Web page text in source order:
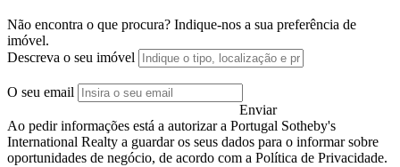
Não encontra o que procura? Indique-nos a sua preferência de
imóvel.
Descreva o seu imóvel
O seu email
Enviar
Ao pedir informações está a autorizar a Portugal Sotheby's
International Realty a guardar os seus dados para o informar sobre
oportunidades de negócio, de acordo com a Política de Privacidade.